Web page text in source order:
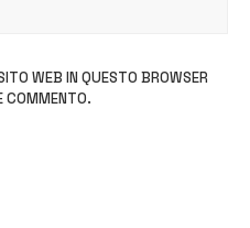
WEB IN QUESTO BROWSER
COMMENTO.